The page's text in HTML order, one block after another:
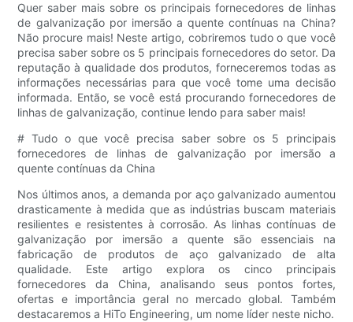
Quer saber mais sobre os principais fornecedores de linhas
de galvanização por imersão a quente contínuas na China?
Não procure mais! Neste artigo, cobriremos tudo o que você
precisa saber sobre os 5 principais fornecedores do setor. Da
reputação à qualidade dos produtos, forneceremos todas as
informações necessárias para que você tome uma decisão
informada. Então, se você está procurando fornecedores de
linhas de galvanização, continue lendo para saber mais!
# Tudo o que você precisa saber sobre os 5 principais
fornecedores de linhas de galvanização por imersão a
quente contínuas da China
Nos últimos anos, a demanda por aço galvanizado aumentou
drasticamente à medida que as indústrias buscam materiais
resilientes e resistentes à corrosão. As linhas contínuas de
galvanização por imersão a quente são essenciais na
fabricação de produtos de aço galvanizado de alta
qualidade. Este artigo explora os cinco principais
fornecedores da China, analisando seus pontos fortes,
ofertas e importância geral no mercado global. Também
destacaremos a HiTo Engineering, um nome líder neste nicho.